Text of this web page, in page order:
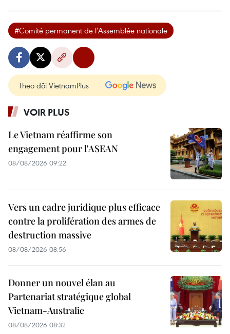
#Comité permanent de l’Assemblée nationale
Theo dõi VietnamPlus
VOIR PLUS
Le Vietnam réaffirme son
engagement pour l'ASEAN
08/08/2026 09:22
Vers un cadre juridique plus efficace
contre la prolifération des armes de
destruction massive
08/08/2026 08:56
Donner un nouvel élan au
Partenariat stratégique global
Vietnam-Australie
08/08/2026 08:32